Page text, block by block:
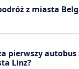
z miasta
pierwszy autobus
Linz?